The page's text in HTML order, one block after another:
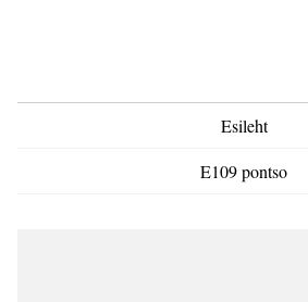
Esileht
E109 pontso